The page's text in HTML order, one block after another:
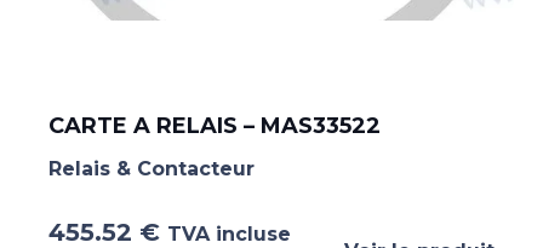
CARTE A RELAIS – MAS33522
Relais & Contacteur
455.52 € TVA incluse